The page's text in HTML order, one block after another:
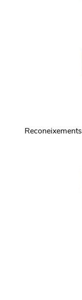
Reconeixements